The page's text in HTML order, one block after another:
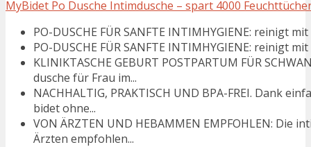
MyBidet Po Dusche Intimdusche – spart 4000
PO-DUSCHE FÜR SANFTE INTIMHYGIENE: reinigt
PO-DUSCHE FÜR SANFTE INTIMHYGIENE: reinigt
KLINIKTASCHE GEBURT POSTPARTUM FÜR
dusche für Frau im...
NACHHALTIG, PRAKTISCH UND BPA-FREI. Dank
bidet ohne...
VON ÄRZTEN UND HEBAMMEN EMPFOHLEN: Die
Ärzten empfohlen...